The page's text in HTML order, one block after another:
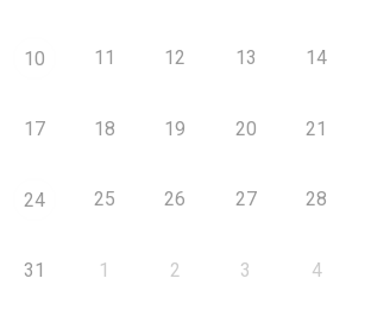
10 11 12 13 14
17 18 19 20 21
24 25 26 27 28
31 1 2 3 4